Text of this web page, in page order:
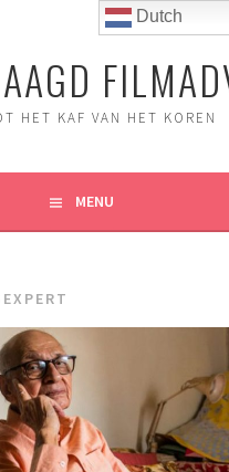
HET KAF VAN HET KOREN
MENU
Dutch